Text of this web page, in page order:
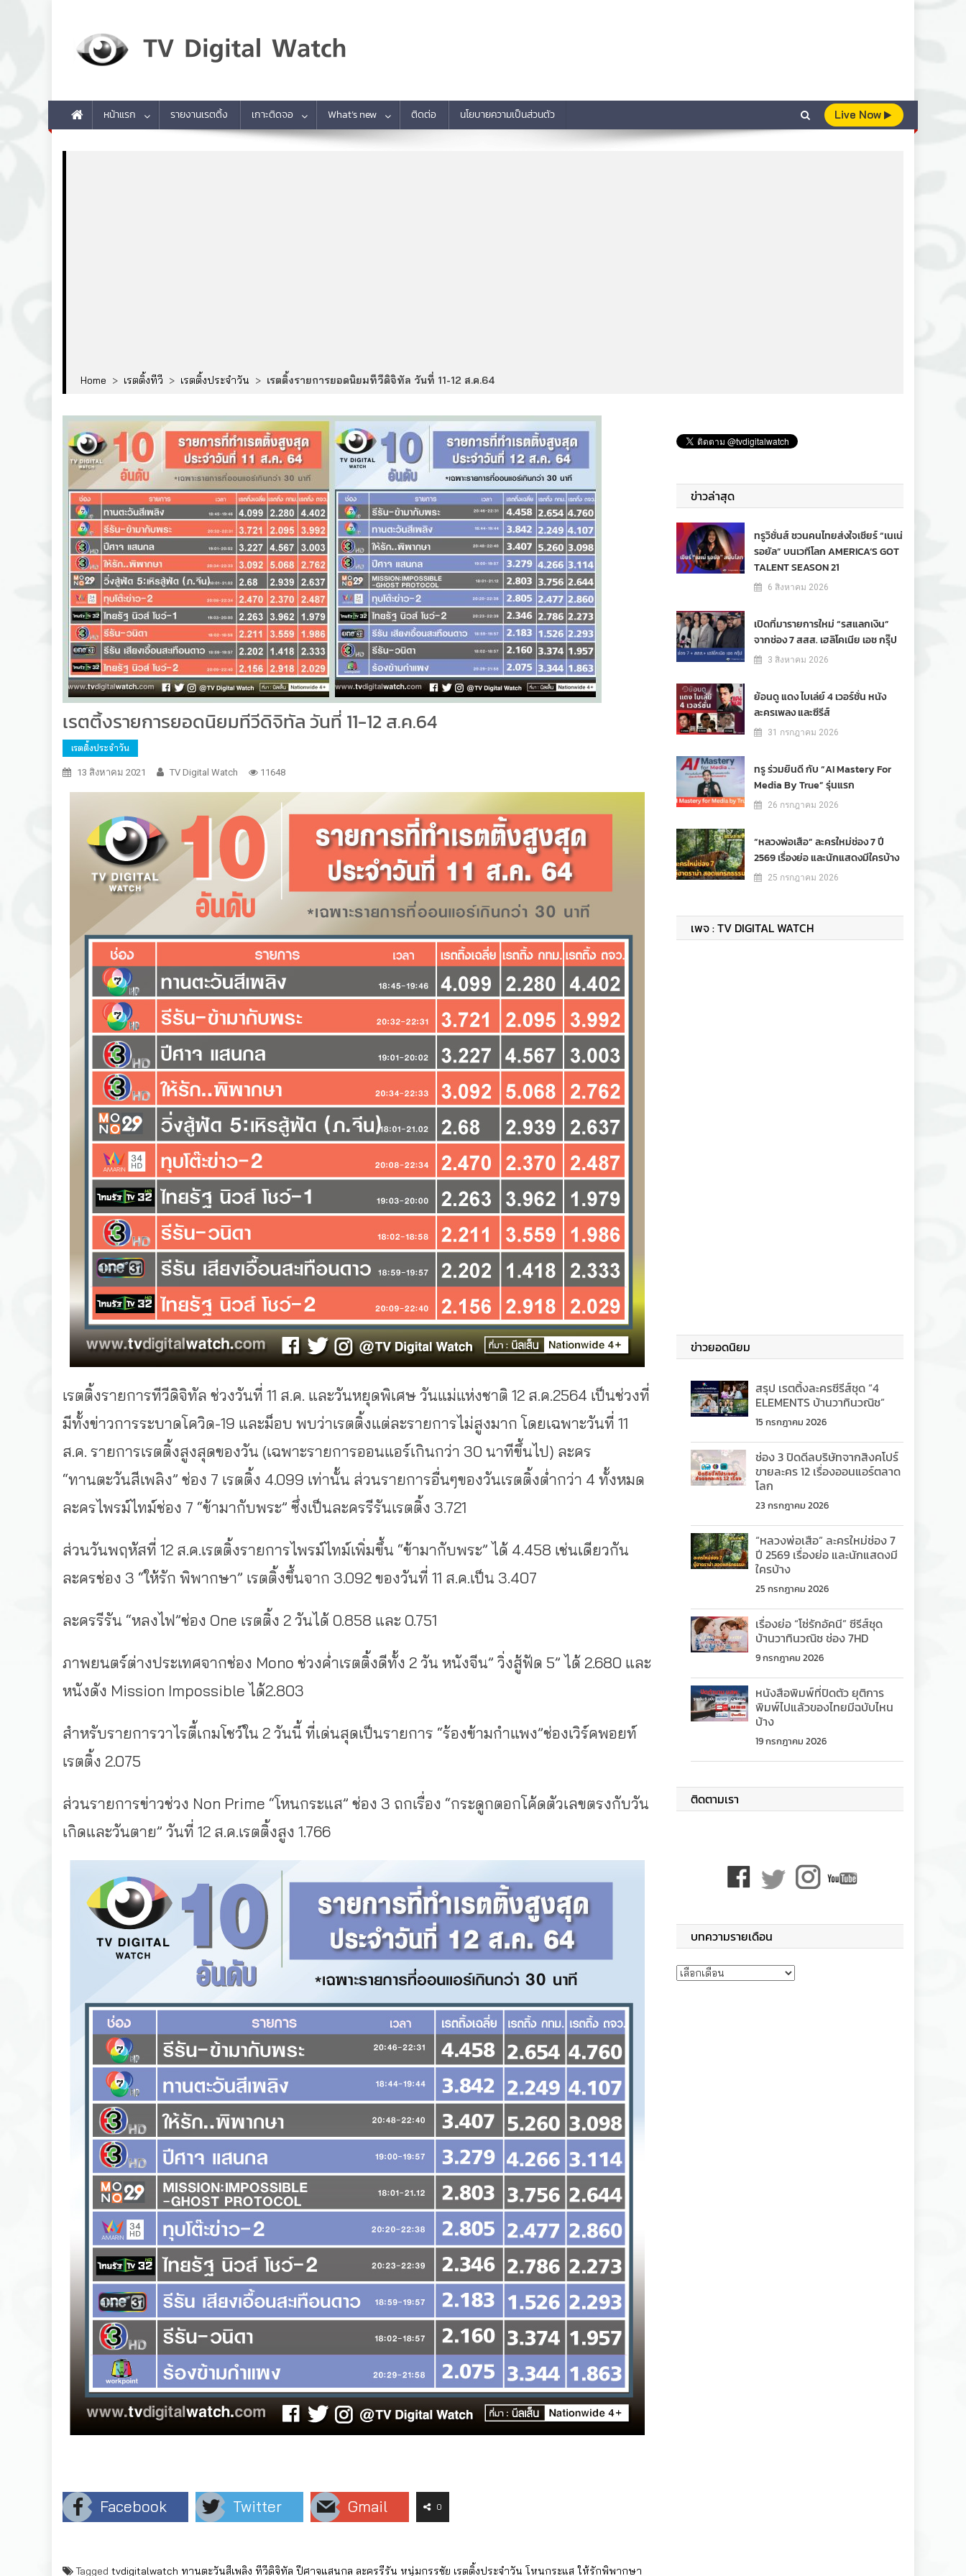
หน้าแรก รายงานเรตติ้ง เกาะติดจอ What’s new ติดต่อ นโยบายความเป็นส่วนตัว Live Now
Home > เรตติ้งทีวี > เรตติ้งประจำวัน > เรตติ้งรายการยอดนิยมทีวีดิจิทัล วันที่ 11-12 ส.ค.64
เรตติ้งรายการยอดนิยมทีวีดิจิทัล วันที่ 11-12 ส.ค.64
เรตติ้งประจำวัน
13 สิงหาคม 2021 TV Digital Watch 11648
เรตติ้งรายการทีวีดิจิทัล ช่วงวันที่ 11 ส.ค. และวันหยุดพิเศษ วันแม่แห่งชาติ 12 ส.ค.2564 เป็นช่วงที่
มีทั้งข่าวการระบาดโควิด-19 และม็อบ พบว่าเรตติ้งแต่ละรายการไม่สูงมาก โดยเฉพาะวันที่ 11
ส.ค. รายการเรตติ้งสูงสุดของวัน (เฉพาะรายการออนแอร์เกินกว่า 30 นาทีขึ้นไป) ละคร
“ทานตะวันสีเพลิง” ช่อง 7 เรตติ้ง 4.099 เท่านั้น ส่วนรายการอื่นๆของวันเรตติ้งต่ำกว่า 4 ทั้งหมด
ละครไพรม์ไทม์ช่อง 7 “ข้ามากับพระ” ซึ่งเป็นละครรีรันเรตติ้ง 3.721
ส่วนวันพฤหัสที่ 12 ส.ค.เรตติ้งรายการไพรม์ไทม์เพิ่มขึ้น “ข้ามากับพระ” ได้ 4.458 เช่นเดียวกัน
ละครช่อง 3 “ให้รัก พิพากษา” เรตติ้งขึ้นจาก 3.092 ของวันที่ 11 ส.ค.เป็น 3.407
ละครรีรัน “หลงไฟ”ช่อง One เรตติ้ง 2 วันได้ 0.858 และ 0.751
ภาพยนตร์ต่างประเทศจากช่อง Mono ช่วงค่ำเรตติ้งดีทั้ง 2 วัน หนังจีน” วิ่งสู้ฟัด 5” ได้ 2.680 และ
หนังดัง Mission Impossible ได้2.803
สำหรับรายการวาไรตี้เกมโชว์ใน 2 วันนี้ ที่เด่นสุดเป็นรายการ “ร้องข้ามกำแพง”ช่องเวิร์คพอยท์
เรตติ้ง 2.075
ส่วนรายการข่าวช่วง Non Prime “โหนกระแส” ช่อง 3 ถกเรื่อง “กระดูกตอกโค้ดตัวเลขตรงกับวัน
เกิดและวันตาย” วันที่ 12 ส.ค.เรตติ้งสูง 1.766
Facebook Twitter Gmail 0
Tagged tvdigitalwatch ทานตะวันสีเพลิง ทีวีดิจิทัล ปีศาจแสนกล ละครรีรัน หนุ่มกรรชัย เรตติ้งประจำวัน โหนกระแส ให้รักพิพากษา
ข่าวล่าสุด
ทรูวิชั่นส์ ชวนคนไทยส่งใจเชียร์ “เนเน่
รอยัล” บนเวทีโลก AMERICA’S GOT
TALENT SEASON 21
6 สิงหาคม 2026
เปิดที่มารายการใหม่ “รสแลกเงิน”
จากช่อง 7 สสส. เฮลิโคเนีย เอช กรุ๊ป
3 สิงหาคม 2026
ย้อนดู แดง ไบเล่ย์ 4 เวอร์ชั่น หนัง
ละครเพลง และซีรีส์
31 กรกฎาคม 2026
ทรู ร่วมยินดี กับ “AI Mastery For
Media By True” รุ่นแรก
26 กรกฎาคม 2026
“หลวงพ่อเสือ” ละครใหม่ช่อง 7 ปี
2569 เรื่องย่อ และนักแสดงมีใครบ้าง
25 กรกฎาคม 2026
เพจ : TV DIGITAL WATCH
ข่าวยอดนิยม
สรุป เรตติ้งละครซีรีส์ชุด “4
ELEMENTS บ้านวาทินวณิช”
15 กรกฎาคม 2026
ช่อง 3 ปิดดีลบริษัทจากสิงคโปร์
ขายละคร 12 เรื่องออนแอร์ตลาด
โลก
23 กรกฎาคม 2026
“หลวงพ่อเสือ” ละครใหม่ช่อง 7
ปี 2569 เรื่องย่อ และนักแสดงมี
ใครบ้าง
25 กรกฎาคม 2026
เรื่องย่อ “โซ่รักอัคนี” ซีรีส์ชุด
บ้านวาทินวณิช ช่อง 7HD
9 กรกฎาคม 2026
หนังสือพิมพ์ที่ปิดตัว ยุติการ
พิมพ์ไปแล้วของไทยมีฉบับไหน
บ้าง
19 กรกฎาคม 2026
ติดตามเรา
บทความรายเดือน
บทความรายเดือน